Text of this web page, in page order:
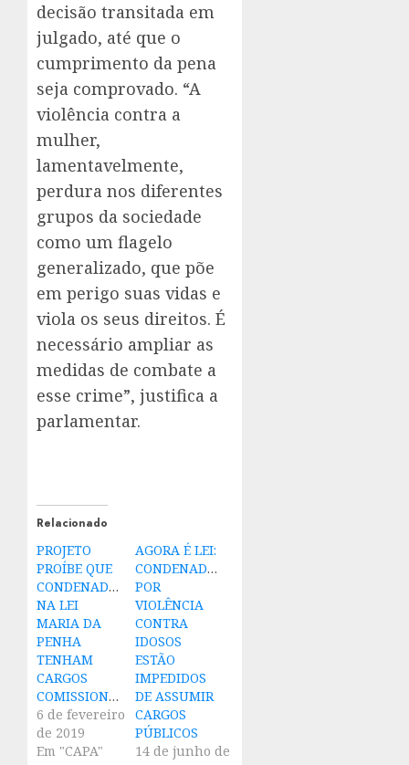
decisão transitada em
julgado, até que o
cumprimento da pena
seja comprovado. “A
violência contra a
mulher,
lamentavelmente,
perdura nos diferentes
grupos da sociedade
como um flagelo
generalizado, que põe
em perigo suas vidas e
viola os seus direitos. É
necessário ampliar as
medidas de combate a
esse crime”, justifica a
parlamentar.
Relacionado
PROJETO
PROÍBE QUE
CONDENADOS
NA LEI
MARIA DA
PENHA
TENHAM
CARGOS
COMISSIONADOS
6 de fevereiro
de 2019
Em "CAPA"
AGORA É LEI:
CONDENADOS
POR
VIOLÊNCIA
CONTRA
IDOSOS
ESTÃO
IMPEDIDOS
DE ASSUMIR
CARGOS
PÚBLICOS
14 de junho de